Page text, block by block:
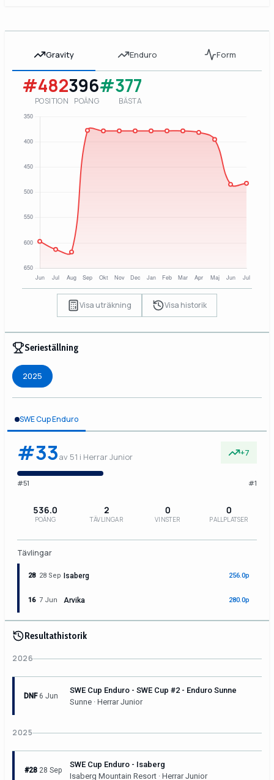
Gravity Enduro Form
#482
POSITION
396
POÄNG
#377
BÄSTA
Visa uträkning Visa historik
Serieställning
2025
SWE Cup Enduro
#33av 51 i Herrar Junior +7
#51 #1
536.0
POÄNG
2
TÄVLINGAR
0
VINSTER
0
PALLPLATSER
Tävlingar
28 28 Sep Isaberg 256.0p
16 7 Jun Arvika 280.0p
Resultathistorik
2026
DNF 6 Jun
SWE Cup Enduro - SWE Cup #2 - Enduro Sunne
Sunne · Herrar Junior
2025
#28 28 Sep
SWE Cup Enduro - Isaberg
Isaberg Mountain Resort · Herrar Junior